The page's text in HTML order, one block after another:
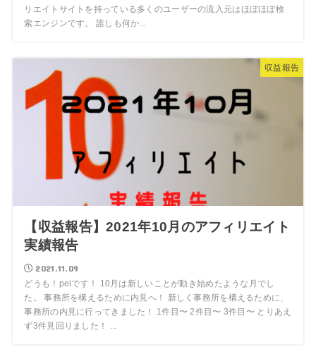
リエイトサイトを持っている多くのユーザーの流入元はほぼほぼ検
索エンジンです。 誰しも何か...
収益報告
【収益報告】2021年10月のアフィリエイト
実績報告
2021.11.09
どうも！peiです！ 10月は新しいことが動き始めたような月でし
た。 事務所を構えるために内見へ！ 新しく事務所を構えるために、
事務所の内見に行ってきました！ 1件目〜 2件目〜 3件目〜 とりあえ
ず3件見回りました！ ...